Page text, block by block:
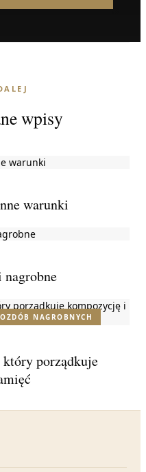
wpisy
warunki
NAGROBNYCH
porządkuje